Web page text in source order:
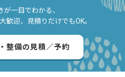
が一目でわかる、
歓迎、見積りだけでもOK。
整備の見積／予約